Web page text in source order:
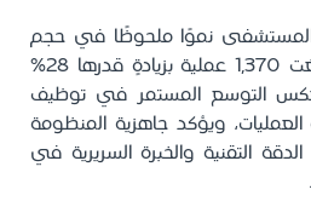
2024، سجّل المستشفى نموًا ملحوظًا في حجم
الجراحات الروبوتية التي بلغت 1,370 عملية بزيادةٍ قدرها 28%
التوسع المستمر في توظيف
ويؤكد جاهزية المنظومة
التقنية والخبرة السريرية في